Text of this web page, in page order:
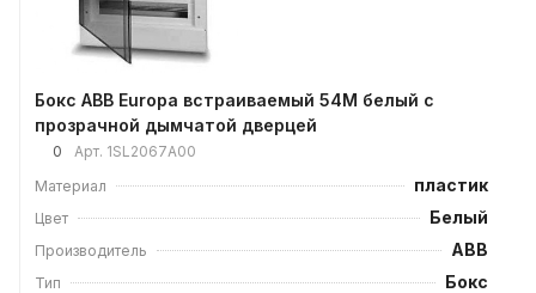
Бокс ABB Europa встраиваемый 54М белый с
прозрачной дымчатой дверцей
0 Арт. 1SL2067А00
Материал
пластик
Цвет Белый
Производитель ABB
Тип Бокс